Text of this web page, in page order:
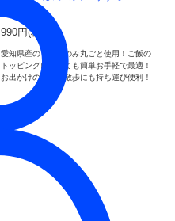
990円(税込)
愛知県産のうずらのみ丸ごと使用！ご飯の
トッピングにとっても簡単お手軽で最適！
お出かけの時やお散歩にも持ち運び便利！